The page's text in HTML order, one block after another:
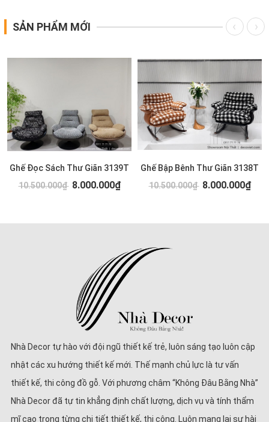
SẢN PHẨM MỚI
Ghế Đọc Sách Thư Giãn 3139T
10.500.000₫ 8.000.000₫
Ghế Bập Bênh Thư Giãn 3138T
10.500.000₫ 8.000.000₫
Nhà Decor tự hào với đội ngũ thiết kế trẻ, luôn sáng tạo luôn cập
nhật các xu hướng thiết kế mới. Thế mạnh chủ lực là tư vấn
thiết kế, thi công đồ gỗ. Với phương châm “Không Đâu Bằng Nhà”
Nhà Decor đã tự tin khẳng định chất lượng, dịch vụ và tính thẩm
mĩ cao trong từng chi tiết thiết kế, thi công. Luôn mang lại sự hài